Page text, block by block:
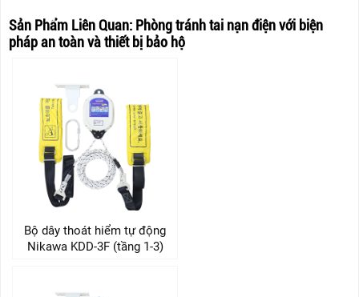
Sản Phẩm Liên Quan: Phòng tránh tai nạn điện với biện
pháp an toàn và thiết bị bảo hộ
Bộ dây thoát hiểm tự động
Nikawa KDD-3F (tầng 1-3)